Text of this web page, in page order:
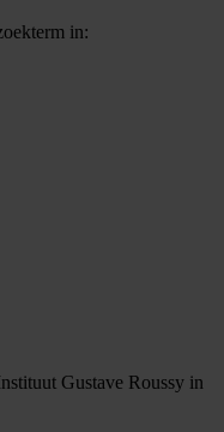
in:
Gustave Roussy in